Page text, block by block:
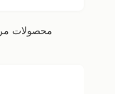
محصولات